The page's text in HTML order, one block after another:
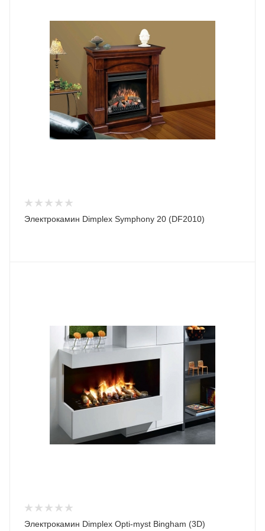
Электрокамин Dimplex Symphony 20 (DF2010)
Электрокамин Dimplex Opti-myst Bingham (3D)